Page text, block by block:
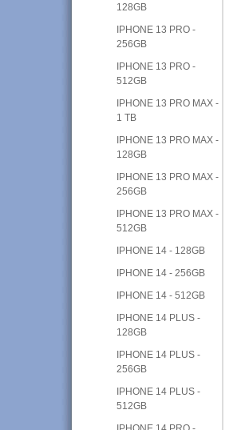
128GB
IPHONE 13 PRO -
256GB
IPHONE 13 PRO -
512GB
IPHONE 13 PRO MAX -
1 TB
IPHONE 13 PRO MAX -
128GB
IPHONE 13 PRO MAX -
256GB
IPHONE 13 PRO MAX -
512GB
IPHONE 14 - 128GB
IPHONE 14 - 256GB
IPHONE 14 - 512GB
IPHONE 14 PLUS -
128GB
IPHONE 14 PLUS -
256GB
IPHONE 14 PLUS -
512GB